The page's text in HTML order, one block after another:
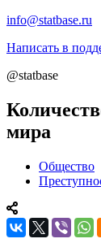
info@statbase.ru
Написать в
@statbase
мира
Общество